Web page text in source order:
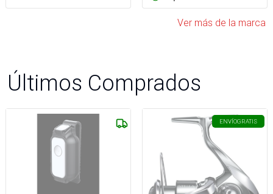
Ver más de la marca
Últimos Comprados
ENVÍOGRATIS